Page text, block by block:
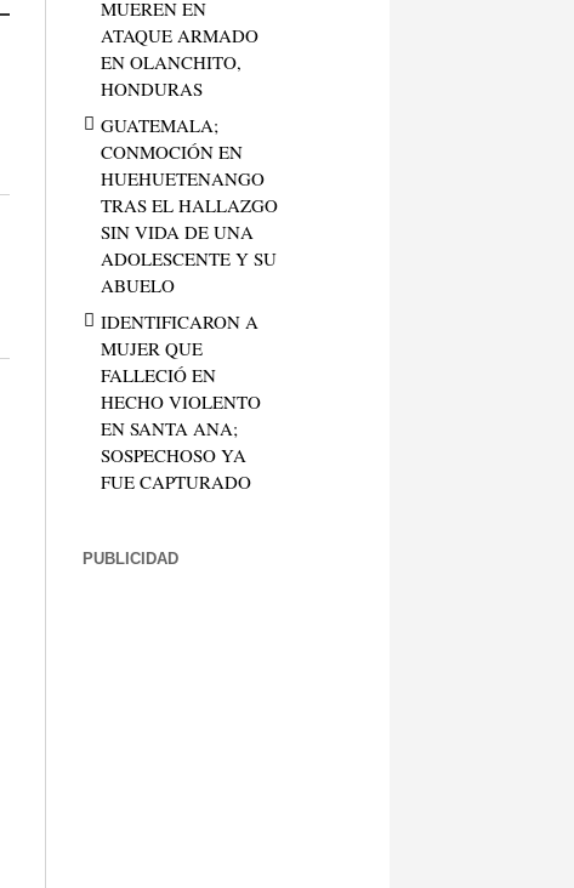
MUEREN EN
ATAQUE ARMADO
EN OLANCHITO,
HONDURAS
GUATEMALA;
CONMOCIÓN EN
HUEHUETENANGO
TRAS EL HALLAZGO
SIN VIDA DE UNA
ADOLESCENTE Y SU
ABUELO
IDENTIFICARON A
MUJER QUE
FALLECIÓ EN
HECHO VIOLENTO
EN SANTA ANA;
SOSPECHOSO YA
FUE CAPTURADO
PUBLICIDAD